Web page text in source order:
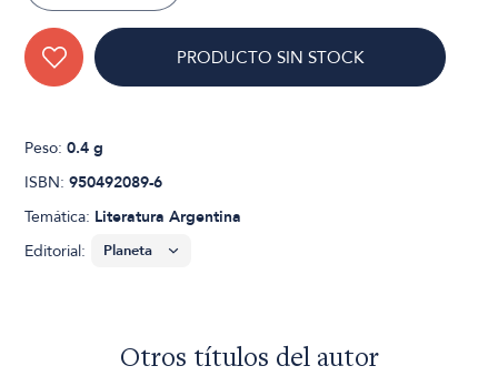
PRODUCTO SIN STOCK
Peso:0.4 g
ISBN:950492089-6
Temática: Literatura Argentina
Editorial:
Otros títulos del autor